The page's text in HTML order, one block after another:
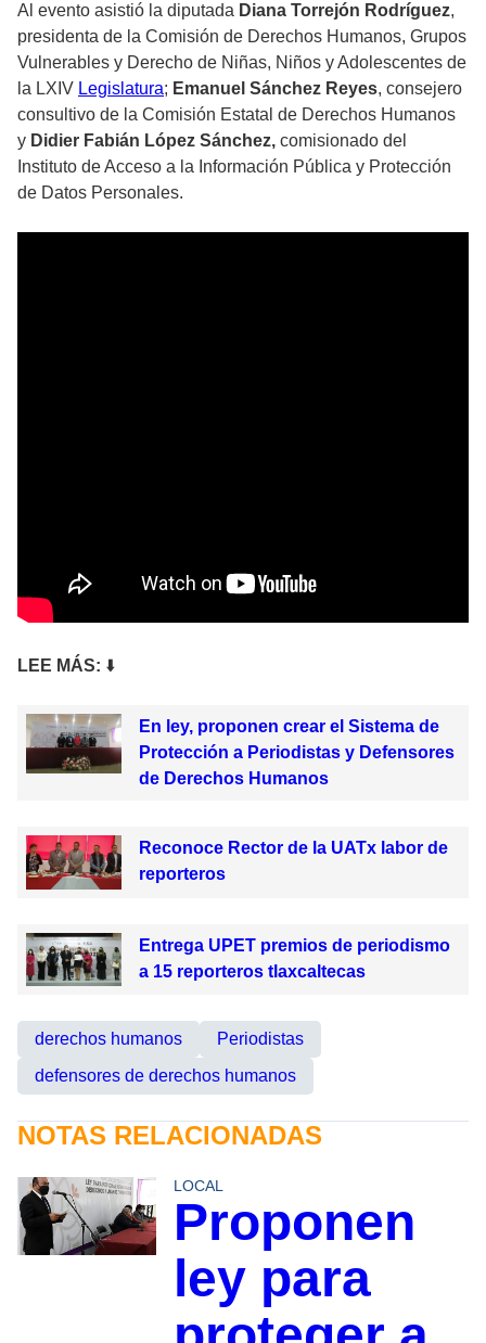
Al evento asistió la diputada Diana Torrejón Rodríguez,
presidenta de la Comisión de Derechos Humanos, Grupos
Vulnerables y Derecho de Niñas, Niños y Adolescentes de
la LXIV Legislatura; Emanuel Sánchez Reyes, consejero
consultivo de la Comisión Estatal de Derechos Humanos
y Didier Fabián López Sánchez, comisionado del
Instituto de Acceso a la Información Pública y Protección
de Datos Personales.
LEE MÁS: ⬇️
En ley, proponen crear el Sistema de
Protección a Periodistas y Defensores
de Derechos Humanos
Reconoce Rector de la UATx labor de
reporteros
Entrega UPET premios de periodismo
a 15 reporteros tlaxcaltecas
derechos humanos
Periodistas
defensores de derechos humanos
NOTAS RELACIONADAS
LOCAL
Proponen
ley para